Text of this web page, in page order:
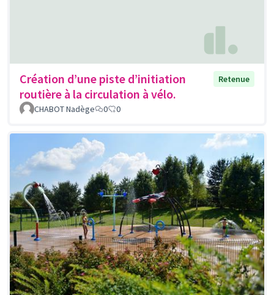
Création d’une piste d’initiation
routière à la circulation à vélo.
Retenue
CHABOT Nadège 0 0